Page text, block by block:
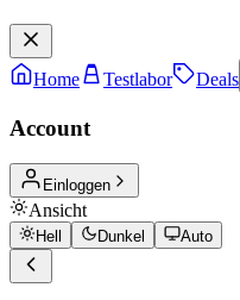
Home Testlabor Deals
Account
Einloggen
Ansicht
Hell Dunkel Auto